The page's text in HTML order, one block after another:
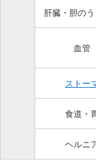
肝臓・胆の
血管
ストー
食道・
ヘルニ